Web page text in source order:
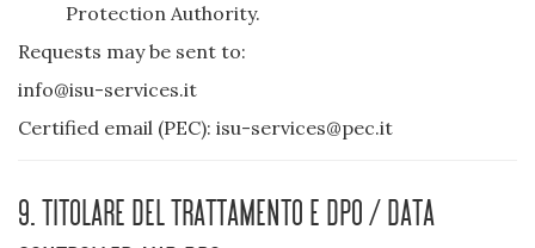
Protection Authority.
Requests may be sent to:
info@isu-services.it
Certified email (PEC): isu-services@pec.it
9. Titolare del trattamento e DPO / Data